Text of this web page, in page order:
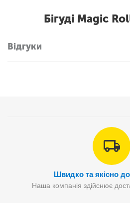
Бігуді Magic
Відгуки
Швидко та якісно
Наша компанія здійснює